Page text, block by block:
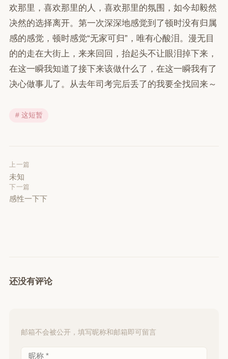
欢那里，喜欢那里的人，喜欢那里的氛围，如今却毅然
决然的选择离开。第一次深深地感觉到了顿时没有归属
感的感觉，顿时感觉“无家可归”，唯有心酸泪。漫无目
的的走在大街上，来来回回，抬起头不让眼泪掉下来，
在这一瞬我知道了接下来该做什么了，在这一瞬我有了
决心做事儿了。从去年司考完后丢了的我要全找回来～
# 这短暂
上一篇
未知
下一篇
感性一下下
还没有评论
邮箱不会被公开，填写昵称和邮箱即可留言